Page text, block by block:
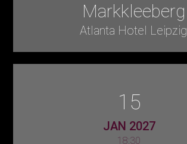
Markkleeberg
Atlanta Hotel Leipzig
15
JAN 2027
18:30